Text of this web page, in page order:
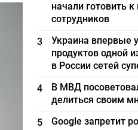
начали готовить
сотрудников
3
Украина впервые
продуктов одной
в России сетей
4
В МВД
делиться своим
5
Google запретит